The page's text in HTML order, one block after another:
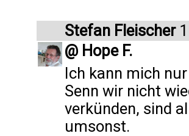
Stefan Fleischer
@ Hope F.
Ich kann mich
Senn wir nicht
verkünden, sind
umsonst.